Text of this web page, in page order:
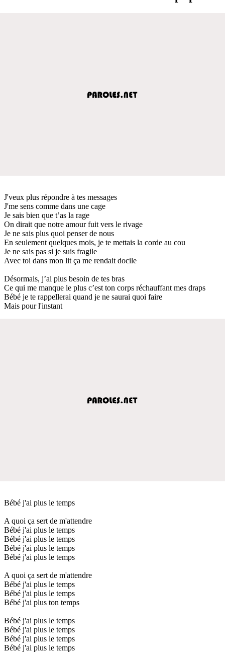
J'veux plus répondre à tes messages
J'me sens comme dans une cage
Je sais bien que t’as la rage
On dirait que notre amour fuit vers le rivage
Je ne sais plus quoi penser de nous
En seulement quelques mois, je te mettais la corde au cou
Je ne sais pas si je suis fragile
Avec toi dans mon lit ça me rendait docile
Désormais, j’ai plus besoin de tes bras
Ce qui me manque le plus c’est ton corps réchauffant mes draps
Bébé je te rappellerai quand je ne saurai quoi faire
Mais pour l'instant
Bébé j'ai plus le temps
A quoi ça sert de m'attendre
Bébé j'ai plus le temps
Bébé j'ai plus le temps
Bébé j'ai plus le temps
Bébé j'ai plus le temps
A quoi ça sert de m'attendre
Bébé j'ai plus le temps
Bébé j'ai plus le temps
Bébé j'ai plus ton temps
Bébé j'ai plus le temps
Bébé j'ai plus le temps
Bébé j'ai plus le temps
Bébé j'ai plus le temps